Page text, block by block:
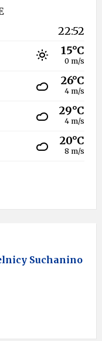
22:52
15°C
0 m/s
26°C
4 m/s
29°C
4 m/s
20°C
8 m/s
Suchanino